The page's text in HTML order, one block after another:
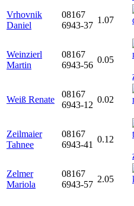
Vrhovnik
Daniel
08167
6943-37
1.07
Weinzierl
Martin
08167
6943-56
0.05
Weiß Renate
08167
6943-12
0.02
Zeilmaier
Tahnee
08167
6943-41
0.12
Zelmer
Mariola
08167
6943-57
2.05